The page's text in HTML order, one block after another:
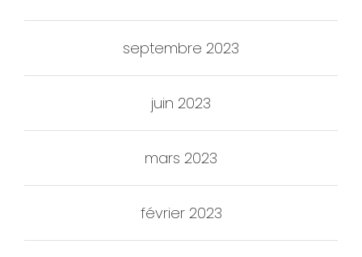
septembre 2023
juin 2023
mars 2023
février 2023